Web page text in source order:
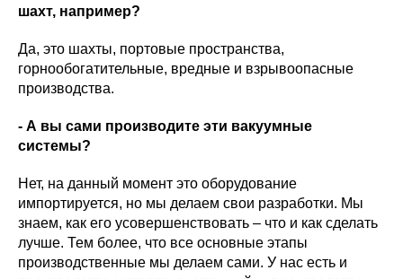
шахт, например?
Да, это шахты, портовые пространства,
горнообогатительные, вредные и взрывоопасные
производства.
- А вы сами производите эти вакуумные
системы?
Нет, на данный момент это оборудование
импортируется, но мы делаем свои разработки. Мы
знаем, как его усовершенствовать – что и как сделать
лучше. Тем более, что все основные этапы
производственные мы делаем сами. У нас есть и